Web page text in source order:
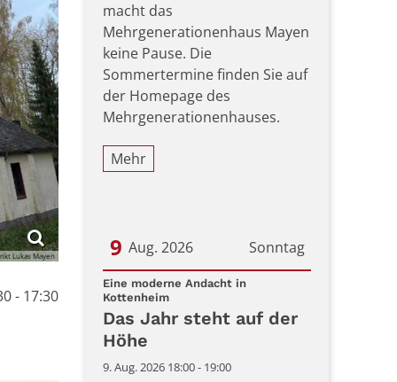
Lukas Mayen
- 17:30
macht das
Mehrgenerationenhaus Mayen
keine Pause. Die
Sommertermine finden Sie auf
der Homepage des
Mehrgenerationenhauses.
Mehr
Sonntag
9 Aug. 2026
Datum: 9. August 2026
Eine moderne Andacht in
Kottenheim:
Das Jahr steht auf der
Höhe
9. Aug. 2026 18:00 - 19:00